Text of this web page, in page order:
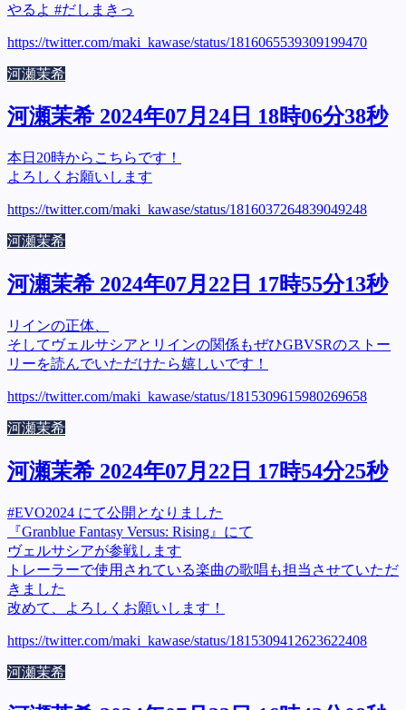
やるよ #だしまきっ
https://twitter.com/maki_kawase/status/1816065539309199470
河瀬茉希
河瀬茉希 2024年07月24日 18時06分38秒
本日20時からこちらです！
よろしくお願いします
https://twitter.com/maki_kawase/status/1816037264839049248
河瀬茉希
河瀬茉希 2024年07月22日 17時55分13秒
リインの正体、
そしてヴェルサシアとリインの関係もぜひGBVSRのストー
リーを読んでいただけたら嬉しいです！
https://twitter.com/maki_kawase/status/1815309615980269658
河瀬茉希
河瀬茉希 2024年07月22日 17時54分25秒
#EVO2024 にて公開となりました
『Granblue Fantasy Versus: Rising』にて
ヴェルサシアが参戦します
トレーラーで使用されている楽曲の歌唱も担当させていただ
きました
改めて、よろしくお願いします！
https://twitter.com/maki_kawase/status/1815309412623622408
河瀬茉希